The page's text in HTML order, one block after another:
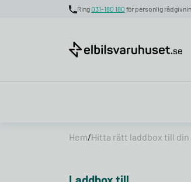
Ring031-180 180 för personlig
Hem/Hitta rätt laddbox till din